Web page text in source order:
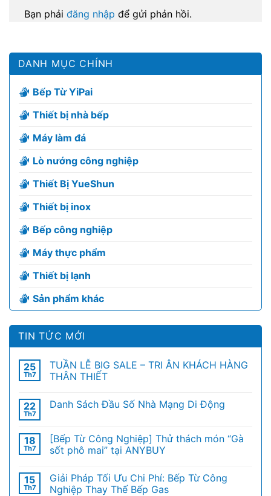
Bạn phải đăng nhập để gửi phản hồi.
DANH MỤC CHÍNH
Bếp Từ YiPai
Thiết bị nhà bếp
Máy làm đá
Lò nướng công nghiệp
Thiết Bị YueShun
Thiết bị inox
Bếp công nghiệp
Máy thực phẩm
Thiết bị lạnh
Sản phẩm khác
TIN TỨC MỚI
25
Th7
TUẦN LỄ BIG SALE – TRI ÂN KHÁCH HÀNG
THÂN THIẾT
22
Th7
Danh Sách Đầu Số Nhà Mạng Di Động
18
Th7
[Bếp Từ Công Nghiệp] Thử thách món “Gà
sốt phô mai” tại ANYBUY
15
Th7
Giải Pháp Tối Ưu Chi Phí: Bếp Từ Công
Nghiệp Thay Thế Bếp Gas